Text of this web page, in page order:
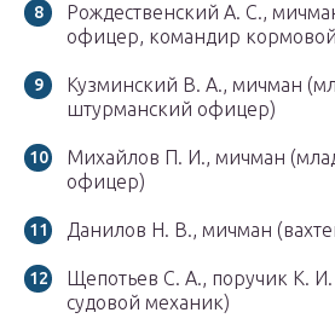
Рождественский А. С.,
офицер, командир
Кузминский В. А., мичман
штурманский офицер)
Михайлов П. И., мичман
офицер)
Данилов Н. В., мичман
Щепотьев С. А., поручик К.
судовой механик)